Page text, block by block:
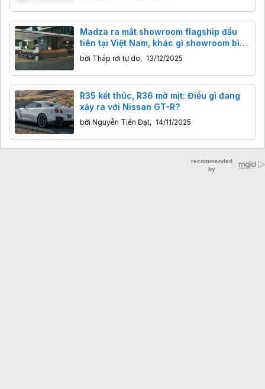
Madza ra mắt showroom flagship đầu
tiên tại Việt Nam, khác gì showroom bình
thường
bởi Tháp rơi tự do, 13/12/2025
R35 kết thúc, R36 mờ mịt: Điều gì đang
xảy ra với Nissan GT-R?
bởi Nguyễn Tiến Đạt, 14/11/2025